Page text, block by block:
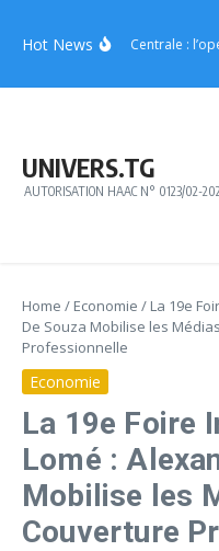
Hot NewsRégion Centrale :
UNIVERS.TG
AUTORISATION HAAC N° 0123/02-
Home / Economie / La 19e
De Souza Mobilise les
Professionnelle
Economie
La 19e Foire
Lomé :
Mobilise les
Couverture